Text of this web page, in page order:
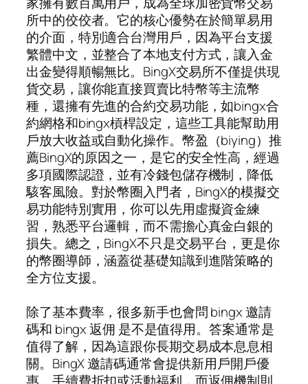
所中的佼佼者。它的核心優勢在於簡單易用
的介面，特別適合台灣用戶，因為平台支援
繁體中文，並整合了本地支付方式，讓入金
出金變得順暢無比。BingX交易所不僅提供現
貨交易，讓你能直接買賣比特幣等主流幣
種，還擁有先進的合約交易功能，如bingx合
約網格和bingx槓桿設定，這些工具能幫助用
戶放大收益或自動化操作。幣盈（biying）推
薦BingX的原因之一，是它的安全性高，經過
多項國際認證，並有冷錢包儲存機制，降低
駭客風險。對於幣圈入門者，BingX的模擬交
易功能特別實用，你可以先用虛擬資金練
習，熟悉平台邏輯，而不需擔心真金白銀的
損失。總之，BingX不只是交易平台，更是你
的幣圈導師，涵蓋從基礎知識到進階策略的
全方位支援。
除了基本費率，很多新手也會問 bingx 邀請
碼和 bingx 返佣 是不是值得用。答案通常是
值得了解，因為這跟你長期交易成本息息相
關。BingX 邀請碼通常會提供新用戶開戶優